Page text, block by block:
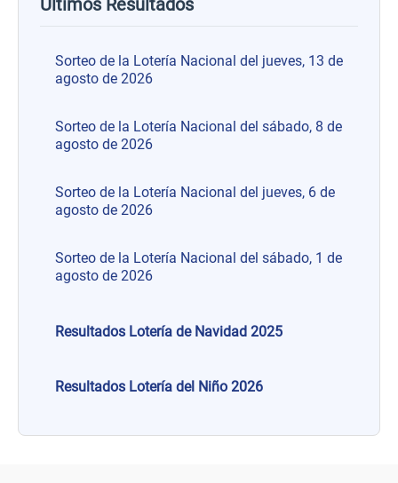
Sorteo de la Lotería Nacional del jueves, 13 de
agosto de 2026
Sorteo de la Lotería Nacional del sábado, 8 de
agosto de 2026
Sorteo de la Lotería Nacional del jueves, 6 de
agosto de 2026
Sorteo de la Lotería Nacional del sábado, 1 de
agosto de 2026
Resultados Lotería de Navidad 2025
Resultados Lotería del Niño 2026